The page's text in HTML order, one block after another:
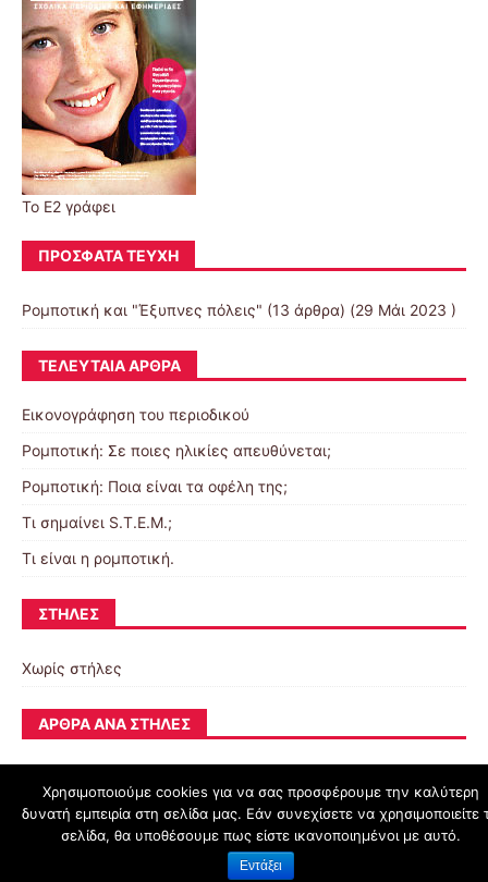
Το Ε2 γράφει
ΠΡΌΣΦΑΤΑ ΤΕΎΧΗ
Ρομποτική και "Έξυπνες πόλεις" (13 άρθρα) (29 Μάι 2023 )
ΤΕΛΕΥΤΑΊΑ ΆΡΘΡΑ
Εικονογράφηση του περιοδικού
Ρομποτική: Σε ποιες ηλικίες απευθύνεται;
Ρομποτική: Ποια είναι τα οφέλη της;
Τι σημαίνει S.T.E.M.;
Τι είναι η ρομποτική.
ΣΤΉΛΕΣ
Χωρίς στήλες
ΆΡΘΡΑ ΑΝΆ ΣΤΉΛΕΣ
schoolpress.sch.gr
Όροι Χρήσης schoolpress.sch.gr|Δήλωση προσβασιμότητας
Χρησιμοποιούμε cookies για να σας προσφέρουμε την καλύτερη
δυνατή εμπειρία στη σελίδα μας. Εάν συνεχίσετε να χρησιμοποιείτε
σελίδα, θα υποθέσουμε πως είστε ικανοποιημένοι με αυτό.
Εντάξει